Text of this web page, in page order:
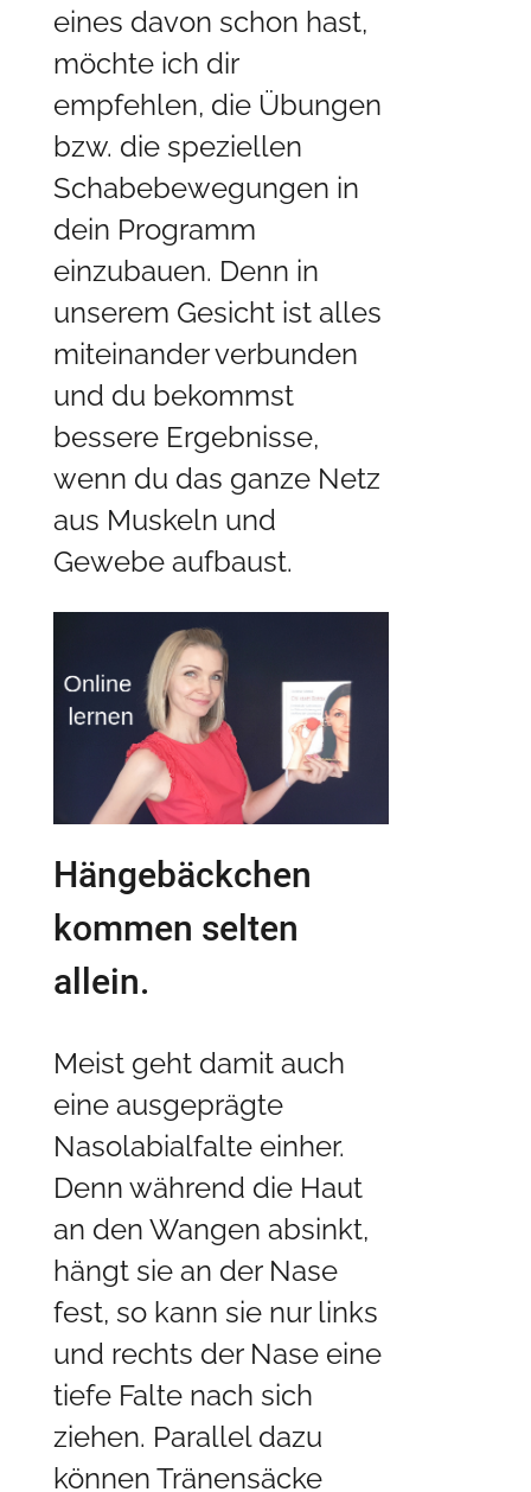
eines davon schon hast,
möchte ich dir
empfehlen, die Übungen
bzw. die speziellen
Schabebewegungen in
dein Programm
einzubauen. Denn in
unserem Gesicht ist alles
miteinander verbunden
und du bekommst
bessere Ergebnisse,
wenn du das ganze Netz
aus Muskeln und
Gewebe aufbaust.
Hängebäckchen
kommen selten
allein.
Meist geht damit auch
eine ausgeprägte
Nasolabialfalte einher.
Denn während die Haut
an den Wangen absinkt,
hängt sie an der Nase
fest, so kann sie nur links
und rechts der Nase eine
tiefe Falte nach sich
ziehen. Parallel dazu
können Tränensäcke